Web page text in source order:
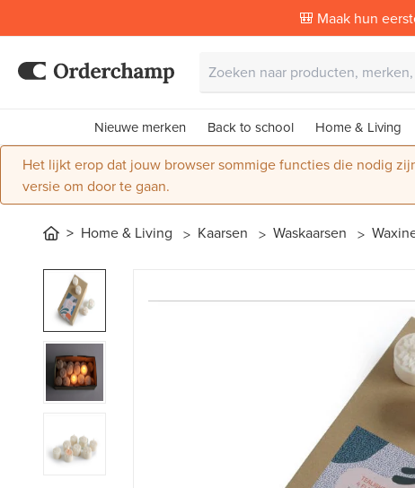
🎒 Maak hun
Nieuwe merken Back to school Home & Living
Het lijkt erop dat jouw browser sommige functies die nodig
versie om door te gaan.
Home & Living Kaarsen Waskaarsen